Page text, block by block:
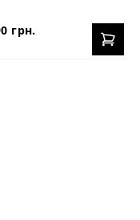
грн.